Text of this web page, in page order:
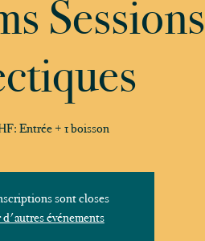
Sessions
Entrée + 1 boisson
sont closes
événements